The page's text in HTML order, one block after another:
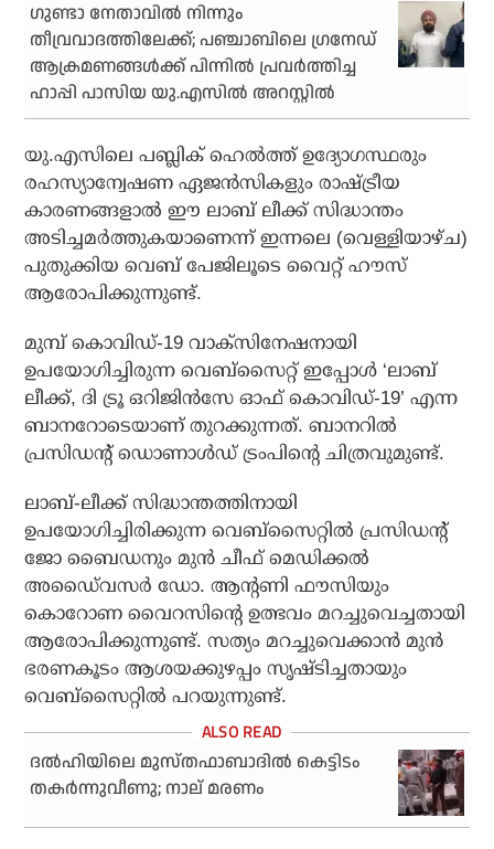
ഗുണ്ടാ നേതാവിൽ നിന്നും
തീവ്രവാദത്തിലേക്ക്; പഞ്ചാബിലെ ഗ്രനേഡ്
ആക്രമണങ്ങൾക്ക് പിന്നിൽ പ്രവർത്തിച്ച
ഹാപ്പി പാസിയ യു.എസിൽ അറസ്റ്റിൽ
യു.എസിലെ പബ്ലിക് ഹെല്‍ത്ത് ഉദ്യോഗസ്ഥരും
രഹസ്യാന്വേഷണ ഏജന്‍സികളും രാഷ്ട്രീയ
കാരണങ്ങളാല്‍ ഈ ലാബ് ലീക്ക് സിദ്ധാന്തം
അടിച്ചമര്‍ത്തുകയാണെന്ന് ഇന്നലെ (വെള്ളിയാഴ്ച)
പുതുക്കിയ വെബ് പേജിലൂടെ വൈറ്റ് ഹൗസ്
ആരോപിക്കുന്നുണ്ട്.
മുമ്പ് കൊവിഡ്-19 വാക്‌സിനേഷനായി
ഉപയോഗിച്ചിരുന്ന വെബ്സൈറ്റ് ഇപ്പോള്‍ ‘ലാബ്
ലീക്ക്, ദി ട്രൂ ഒറിജിന്‍സേ ഓഫ് കൊവിഡ്-19’ എന്ന
ബാനറോടെയാണ് തുറക്കുന്നത്. ബാനറില്‍
പ്രസിഡന്റ് ഡൊണാള്‍ഡ് ട്രംപിന്റെ ചിത്രവുമുണ്ട്.
ലാബ്-ലീക്ക് സിദ്ധാന്തത്തിനായി
ഉപയോഗിച്ചിരിക്കുന്ന വെബ്‌സൈറ്റില്‍ പ്രസിഡന്റ്
ജോ ബൈഡനും മുന്‍ ചീഫ് മെഡിക്കല്‍
അഡൈ്വസര്‍ ഡോ. ആന്റണി ഫൗസിയും
കൊറോണ വൈറസിന്റെ ഉത്ഭവം മറച്ചുവെച്ചതായി
ആരോപിക്കുന്നുണ്ട്. സത്യം മറച്ചുവെക്കാന്‍ മുന്‍
ഭരണകൂടം ആശയക്കുഴപ്പം സൃഷ്ടിച്ചതായും
വെബ്‌സൈറ്റില്‍ പറയുന്നുണ്ട്.
ദൽഹിയിലെ മുസ്തഫാബാദിൽ കെട്ടിടം
തകർന്നുവീണു; നാല് മരണം